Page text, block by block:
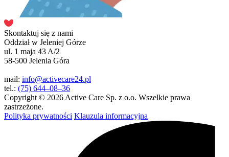
Skontaktuj się z nami
Oddział w Jeleniej Górze
ul. 1 maja 43 A/2
58-500 Jelenia Góra
mail: info@activecare24.pl
tel.: (75) 644–08–36
Copyright © 2026 Active Care Sp. z o.o. Wszelkie prawa
zastrzeżone.
Polityka prywatności Klauzula informacyjna